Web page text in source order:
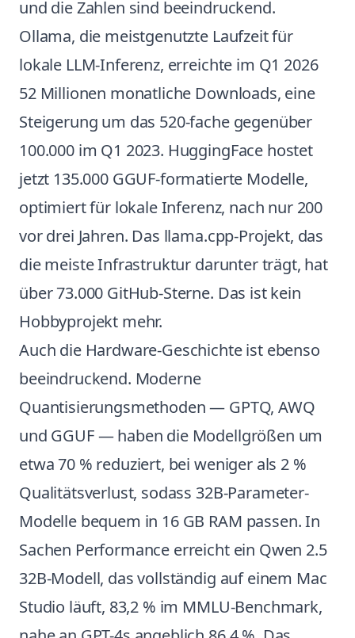
und die Zahlen sind beeindruckend.
Ollama, die meistgenutzte Laufzeit für
lokale LLM-Inferenz, erreichte im Q1 2026
52 Millionen monatliche Downloads, eine
Steigerung um das 520-fache gegenüber
100.000 im Q1 2023. HuggingFace hostet
jetzt 135.000 GGUF-formatierte Modelle,
optimiert für lokale Inferenz, nach nur 200
vor drei Jahren. Das llama.cpp-Projekt, das
die meiste Infrastruktur darunter trägt, hat
über 73.000 GitHub-Sterne. Das ist kein
Hobbyprojekt mehr.
Auch die Hardware-Geschichte ist ebenso
beeindruckend. Moderne
Quantisierungsmethoden — GPTQ, AWQ
und GGUF — haben die Modellgrößen um
etwa 70 % reduziert, bei weniger als 2 %
Qualitätsverlust, sodass 32B-Parameter-
Modelle bequem in 16 GB RAM passen. In
Sachen Performance erreicht ein Qwen 2.5
32B-Modell, das vollständig auf einem Mac
Studio läuft, 83,2 % im MMLU-Benchmark,